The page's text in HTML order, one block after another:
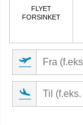
FLYET
FORSINKET